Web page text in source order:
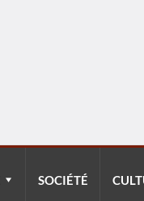
SOCIÉTÉ